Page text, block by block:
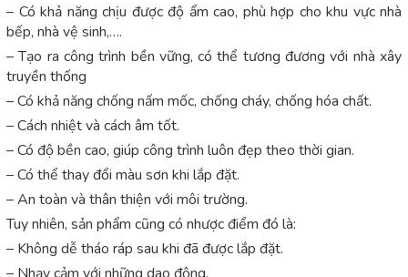
– Có khả năng chịu được độ ẩm cao, phù hợp cho khu vực nhà
bếp, nhà vệ sinh,….
– Tạo ra công trình bền vững, có thể tương đương với nhà xây
truyền thống
– Có khả năng chống nấm mốc, chống cháy, chống hóa chất.
– Cách nhiệt và cách âm tốt.
– Có độ bền cao, giúp công trình luôn đẹp theo thời gian.
– Có thể thay đổi màu sơn khi lắp đặt.
– An toàn và thân thiện với môi trường.
Tuy nhiên, sản phẩm cũng có nhược điểm đó là:
– Không dễ tháo ráp sau khi đã được lắp đặt.